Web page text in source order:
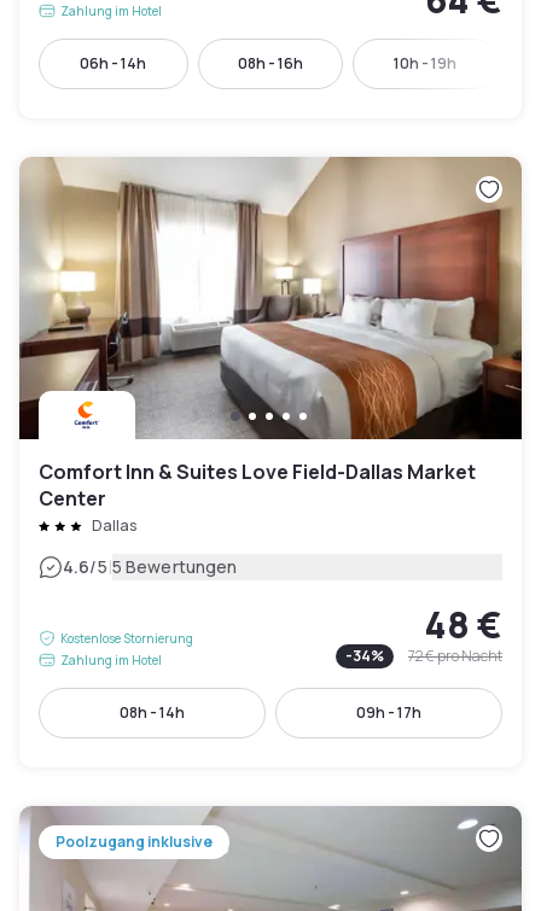
Zahlung im Hotel
06h - 14h 08h - 16h 10h - 19h
Comfort Inn & Suites Love Field-Dallas Market
Center
Dallas
4.6/5|5 Bewertungen
Kostenlose Stornierung
Zahlung im Hotel
48 €
-34% 72 €pro Nacht
08h - 14h 09h - 17h
Poolzugang inklusive